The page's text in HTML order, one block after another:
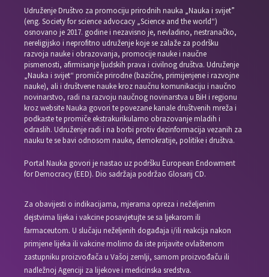
Udruženje Društvo za promociju prirodnih nauka „Nauka i svijet”
(eng. Society for science advocacy „Science and the world“)
osnovano je 2017. godine i nezavisno je, nevladino, nestranačko,
nereligijsko i neprofitno udruženje koje se zalaže za podršku
razvoja nauke i obrazovanja, promocije nauke i naučne
pismenosti, afirmisanje ljudskih prava i civilnog društva. Udruženje
„Nauka i svijet“ promiče prirodne (bazične, primijenjene i razvojne
nauke), ali i društvene nauke kroz naučnu komunikaciju i naučno
novinarstvo, radi na razvoju naučnog novinarstva u BiH i regionu
kroz website Nauka govori te povezane kanale društvenih mreža i
podkaste te promiče ekstrakurikularno obrazovanje mladih i
odraslih. Udruženje radi i na borbi protiv dezinformacija vezanih za
nauku te se bavi odnosom nauke, demokratije, politike i društva.
Portal Nauka govori je nastao uz podršku European Endowment
for Democracy (EED). Dio sadržaja podržao Glosarij CD.
Za obavijesti o indikacijama, mjerama opreza i neželjenim
dejstvima lijeka i vakcine posavjetujte se sa ljekarom ili
farmaceutom. U slučaju neželjenih događaja i/ili reakcija nakon
primjene lijeka ili vakcine molimo da iste prijavite ovlaštenom
zastupniku proizvođača u Vašoj zemlji, samom proizvođaču ili
nadležnoj Agenciji za lijekove i medicinska sredstva.